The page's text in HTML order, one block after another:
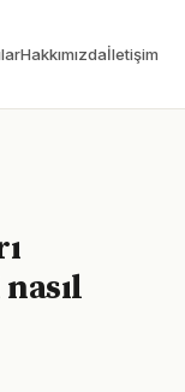
Hakkımızdaİletişim